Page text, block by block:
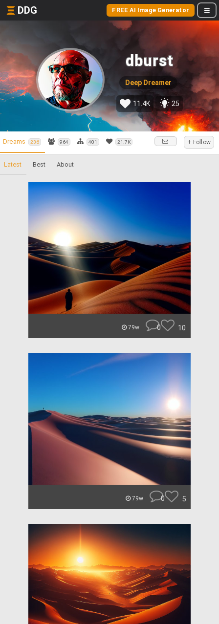
DDG FREE AI Image Generator
dburst
Deep Dreamer
11.4K 25
Dreams 236 964 401 21.7K + Follow
Latest Best About
79w 0 10
79w 0 5